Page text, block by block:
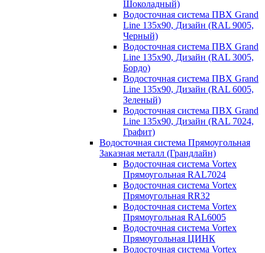
Шоколадный)
Водосточная система ПВХ Grand
Line 135х90, Дизайн (RAL 9005,
Черный)
Водосточная система ПВХ Grand
Line 135х90, Дизайн (RAL 3005,
Бордо)
Водосточная система ПВХ Grand
Line 135х90, Дизайн (RAL 6005,
Зеленый)
Водосточная система ПВХ Grand
Line 135х90, Дизайн (RAL 7024,
Графит)
Водосточная система Прямоугольная
Заказная металл (Грандлайн)
Водосточная система Vortex
Прямоугольная RAL7024
Водосточная система Vortex
Прямоугольная RR32
Водосточная система Vortex
Прямоугольная RAL6005
Водосточная система Vortex
Прямоугольная ЦИНК
Водосточная система Vortex